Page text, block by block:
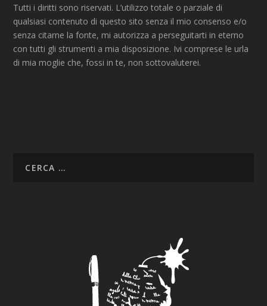
Tutti i diritti sono riservati. L’utilizzo totale o parziale di
qualsiasi contenuto di questo sito senza il mio consenso e/o
senza citarne la fonte, mi autorizza a perseguitarti in eterno
con tutti gli strumenti a mia disposizione. Ivi comprese le urla
di mia moglie che, fossi in te, non sottovaluterei.